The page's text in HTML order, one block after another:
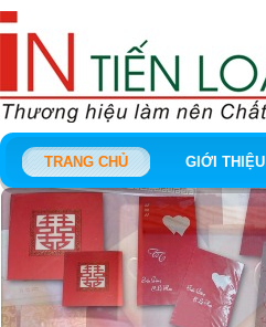
TRANG CHỦ GIỚI THIỆU